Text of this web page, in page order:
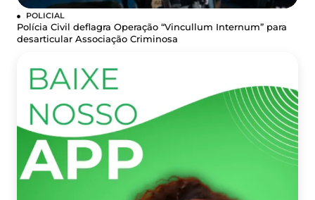
POLICIAL
Polícia Civil deflagra Operação “Vincullum Internum” para
desarticular Associação Criminosa